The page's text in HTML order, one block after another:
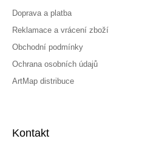
Doprava a platba
Reklamace a vrácení zboží
Obchodní podmínky
Ochrana osobních údajů
ArtMap distribuce
Kontakt